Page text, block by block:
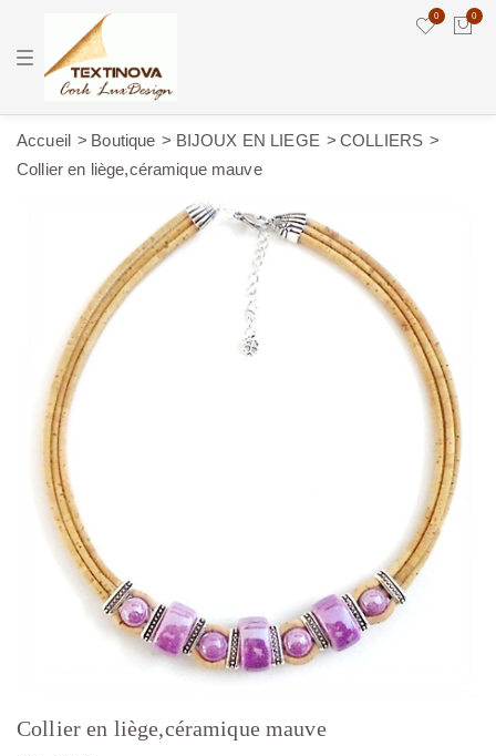
T
e
a
0 0
Accueil Boutique BIJOUX EN LIEGE
COLLIERS
Collier en liège,céramique mauve
Collier en liège,céramique mauve